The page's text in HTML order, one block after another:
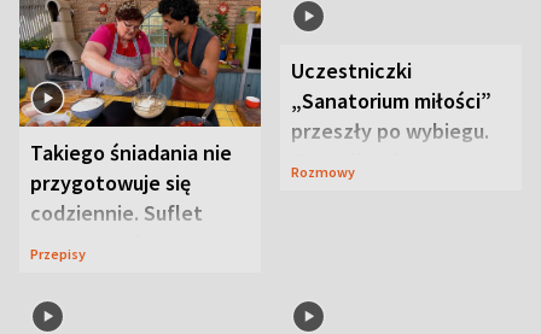
Planuję długie życie
Takiego śniadania nie
przygotowuje się
serowy zachwyca
Przepisy
Te stylizacje
Rozmowy